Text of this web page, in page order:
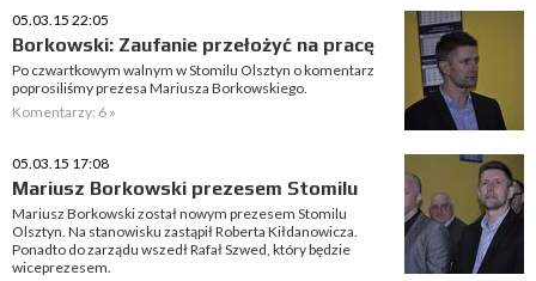
05.03.15 22:05
Borkowski: Zaufanie przełożyć na pracę
Po czwartkowym walnym w Stomilu Olsztyn o komentarz
poprosiliśmy prezesa Mariusza Borkowskiego.
Komentarzy: 6 »
05.03.15 17:08
Mariusz Borkowski prezesem Stomilu
Mariusz Borkowski został nowym prezesem Stomilu
Olsztyn. Na stanowisku zastąpił Roberta Kiłdanowicza.
Ponadto do zarządu wszedł Rafał Szwed, który będzie
wiceprezesem.